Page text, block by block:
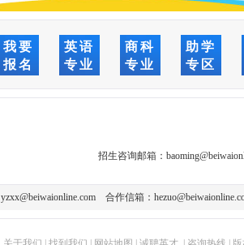
我要
报名
英语
专业
商科
专业
助学
专区
招生咨询邮箱：
yzxx@beiwaionline.com 合作信箱：